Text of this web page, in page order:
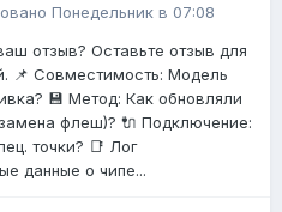
Понедельник в 07:08
отзыв? Оставьте отзыв для
📌 Совместимость: Модель
💾 Метод: Как обновляли
флеш)? 🔌 Подключение:
точки? 📑 Лог
данные о чипе...